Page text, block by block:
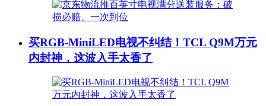
买RGB-MiniLED电视不纠结！TCL Q9M万元
内封神，这波入手太香了